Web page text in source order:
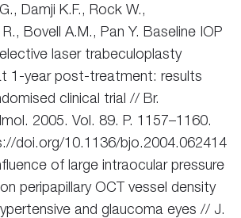
Damji K.F., Rock W.,
Bovell A.M., Pan Y. Baseline IOP
laser trabeculoplasty
1-year post-treatment: results
clinical trial // Br.
2005. Vol. 89. P. 1157–1160.
doi.org/10.1136/bjo.2004.062414
of large intraocular pressure
peripapillary OCT vessel density
and glaucoma eyes // J.